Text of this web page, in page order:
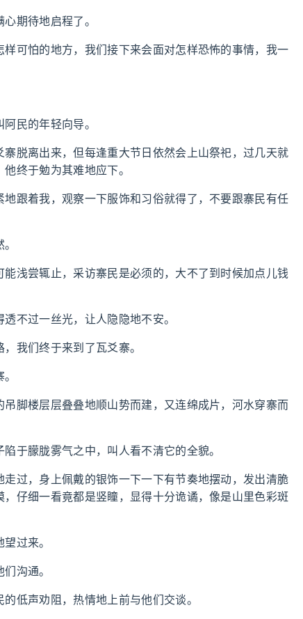
期待地启程了。
可怕的地方，我们接下来会面对怎样恐怖的事情，我一
民的年轻向导。
脱离出来，但每逢重大节日依然会上山祭祀，过几天就
终于勉为其难地应下。
跟着我，观察一下服饰和习俗就得了，不要跟寨民有任
浅尝辄止，采访寨民是必须的，大不了到时候加点儿钱
不过一丝光，让人隐隐地不安。
我们终于来到了瓦爻寨。
脚楼层层叠叠地顺山势而建，又连绵成片，河水穿寨而
于朦胧雾气之中，叫人看不清它的全貌。
过，身上佩戴的银饰一下一下有节奏地摆动，发出清脆
仔细一看竟都是竖瞳，显得十分诡谲，像是山里色彩斑
过来。
沟通。
低声劝阻，热情地上前与他们交谈。